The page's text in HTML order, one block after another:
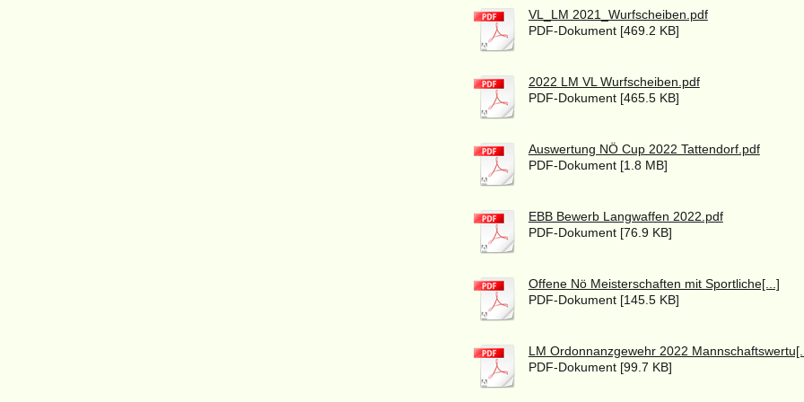
VL_LM 2021_Wurfscheiben.pdf
PDF-Dokument [469.2 KB]
2022 LM VL Wurfscheiben.pdf
PDF-Dokument [465.5 KB]
Auswertung NÖ Cup 2022 Tattendorf.pdf
PDF-Dokument [1.8 MB]
EBB Bewerb Langwaffen 2022.pdf
PDF-Dokument [76.9 KB]
Offene Nö Meisterschaften mit Sportliche[...]
PDF-Dokument [145.5 KB]
LM Ordonnanzgewehr 2022
PDF-Dokument [99.7 KB]